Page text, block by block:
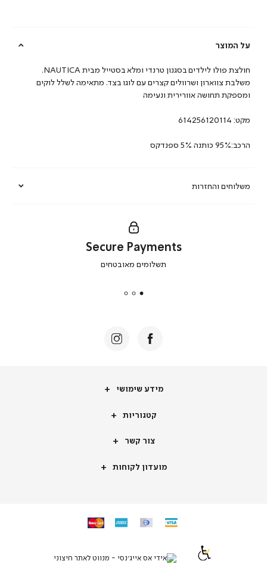
על המוצר
משלוחים והחזרות
חולצת פולו לילדים בסגנון טרנדי ומלא בסטייל מבית NAUTICA.
משלבת צווארון ושרוולים קצרים עם לוגו בצד. מתאימה לשלל לוקים
ומספקת תחושה אוורירית ונעימה
מקט: 614256120114
הרכב:95% כותנה 5% ספנדקס
secure
Secure Payments
תשלומים מאובטחים
מידע
מידע שימושי
קטגוריותקטגוריות
צור
צור קשר
מועדון
מועדון לקוחות